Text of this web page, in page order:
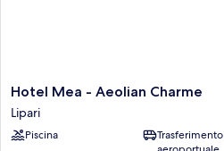
Hotel
Mea
-
Aeolian
Hotel Mea - Aeolian Charme
Lipari
Piscina
Trasferimento